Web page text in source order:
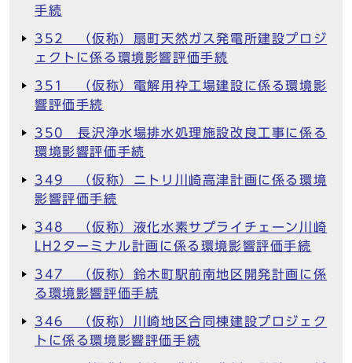
手続
352 （仮称）扇町天然ガス発電所建設プロジ
ェクトに係る環境影響評価手続
351 （仮称）電解用枠工場建設に係る環境影
響評価手続
350 長沢浄水場排水処理施設改良工事に係る
環境影響評価手続
349 （仮称）ニトリ川崎高津計画に係る環境
影響評価手続
348 （仮称）液化水素サプライチェーン川崎
LH2ターミナル計画に係る環境影響評価手続
347 （仮称）鈴木町駅前南地区開発計画に係
る環境影響評価手続
346 （仮称）川崎地区合同棟建設プロジェク
トに係る環境影響評価手続